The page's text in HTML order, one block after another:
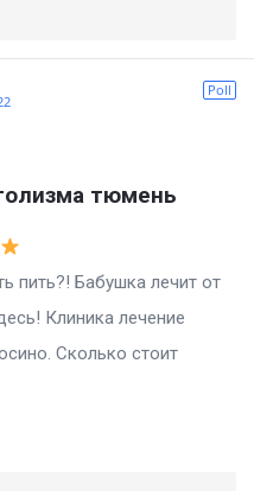
Poll
тюмень
лечит от
Клиника лечение
Сколько стоит